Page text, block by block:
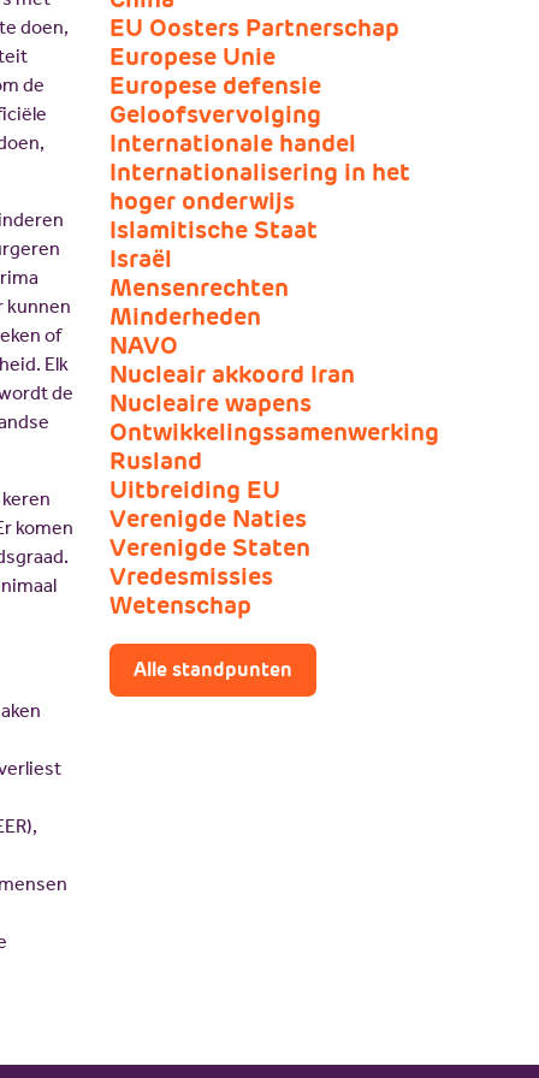
doen,
de
kunnen
of
Elk
de
komen
EU Oosters Partnerschap
Europese Unie
Europese defensie
Geloofsvervolging
Internationale handel
Internationalisering in het
hoger onderwijs
Islamitische Staat
Israël
Mensenrechten
Minderheden
NAVO
Nucleair akkoord Iran
Nucleaire wapens
Ontwikkelingssamenwerking
Rusland
Uitbreiding EU
Verenigde Naties
Verenigde Staten
Vredesmissies
Wetenschap
Alle standpunten